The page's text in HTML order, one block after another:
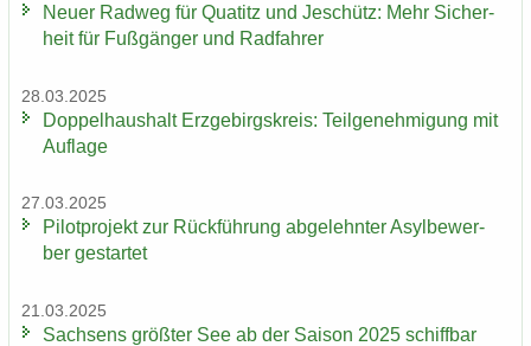
Neuer Rad­weg für Qua­titz und Je­schütz: Mehr Si­cher­
heit für Fuß­gän­ger und Rad­fah­rer
28.03.2025
Dop­pel­haus­halt Erz­ge­birgs­kreis: Teil­ge­neh­mi­gung mit
Auf­la­ge
27.03.2025
Pi­lot­pro­jekt zur Rück­füh­rung ab­ge­lehn­ter Asyl­be­wer­
ber ge­star­tet
21.03.2025
Sach­sens größ­ter See ab der Sai­son 2025 schiff­bar